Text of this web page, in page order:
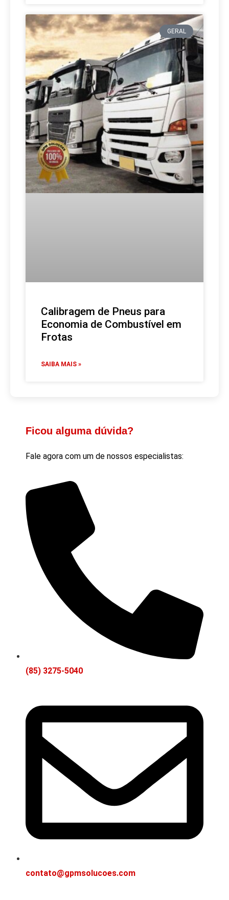
GERAL
Calibragem de Pneus para
Economia de Combustível em
Frotas
SAIBA MAIS »
Ficou alguma dúvida?
Fale agora com um de nossos especialistas:
(85) 3275-5040
contato@gpmsolucoes.com